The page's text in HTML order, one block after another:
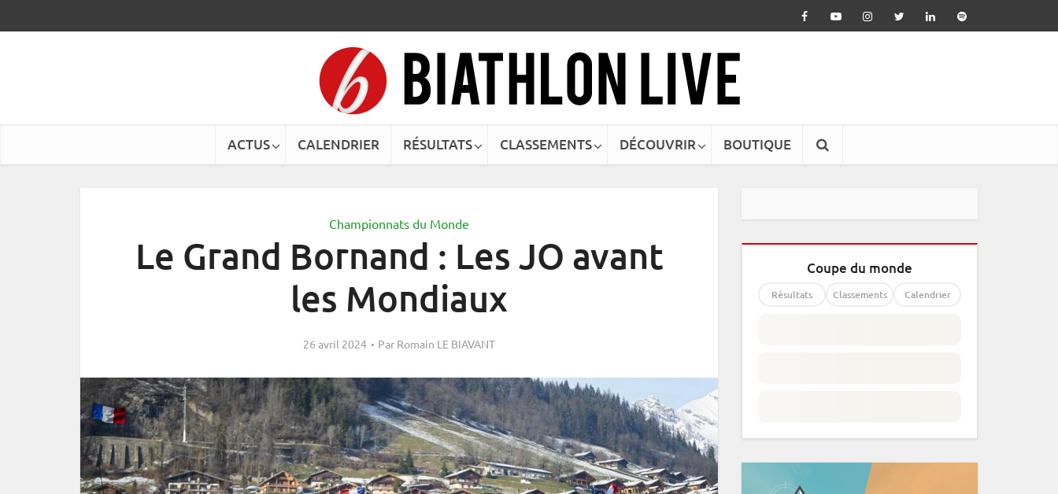
ACTUS CALENDRIER RÉSULTATS CLASSEMENTS DÉCOUVRIR BOUTIQUE
Championnats du Monde
Le Grand Bornand : Les JO avant
les Mondiaux
26 avril 2024 Par Romain LE BIAVANT
Coupe du monde
Résultats Classements Calendrier